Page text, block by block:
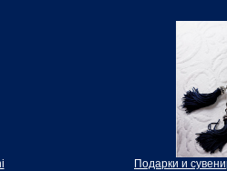
Подарки и